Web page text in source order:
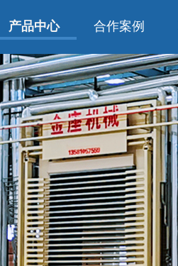
产品中心 合作案例